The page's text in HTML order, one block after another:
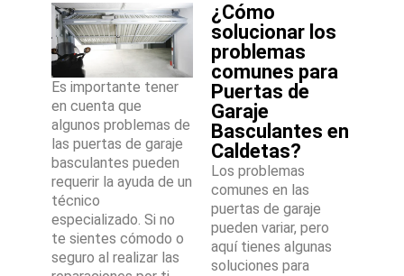
Es importante tener
en cuenta que
algunos problemas de
las puertas de garaje
basculantes pueden
requerir la ayuda de un
técnico
especializado. Si no
te sientes cómodo o
seguro al realizar las
¿Cómo
solucionar los
problemas
comunes para
Puertas de
Garaje
Basculantes en
Caldetas?
Los problemas
comunes en las
puertas de garaje
pueden variar, pero
aquí tienes algunas
soluciones para